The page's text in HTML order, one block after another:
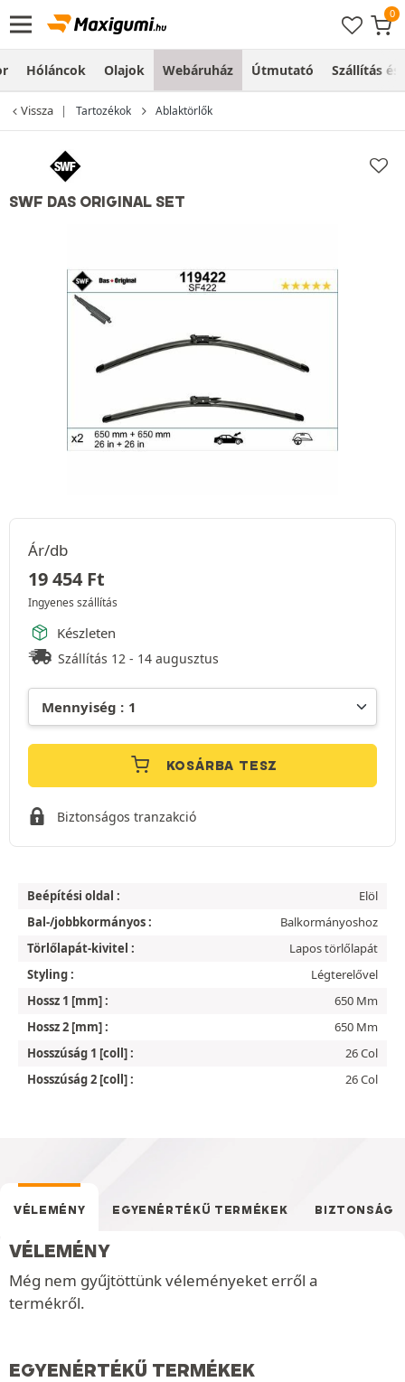
Hóláncok Olajok Webáruház Útmutató Szállítás és
Vissza Tartozékok Ablaktörlők
SWF DAS ORIGINAL SET
Ár/db
19 454 Ft
Ingyenes szállítás
Készleten
Szállítás 12 - 14 augusztus
KOSÁRBA TESZ
Biztonságos tranzakció
Beépítési oldal :
Elöl
Bal-/jobbkormányos :
Balkormányoshoz
Törlőlapát-kivitel :
Lapos törlőlapát
Styling :
Légterelővel
Hossz 1 [mm] :
650 Mm
Hossz 2 [mm] :
650 Mm
Hosszúság 1 [coll] :
26 Col
Hosszúság 2 [coll] :
26 Col
VÉLEMÉNY EGYENÉRTÉKŰ TERMÉKEK BIZTONSÁG
VÉLEMÉNY
Még nem gyűjtöttünk véleményeket erről a
termékről.
EGYENÉRTÉKŰ TERMÉKEK